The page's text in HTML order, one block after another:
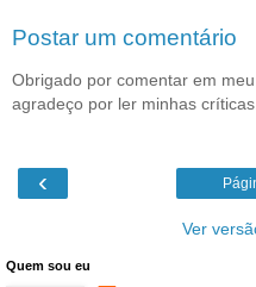
Postar um comentário
Obrigado por comentar em
agradeço por ler minhas
‹
Ver
Quem sou eu